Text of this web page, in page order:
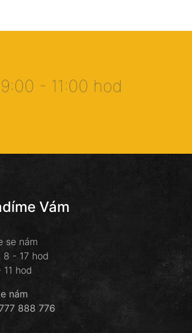
9:00 - 11:00 hod
Vám
se nám
8 - 17 hod
11 hod
nám
888 776